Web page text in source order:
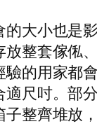
大小也是
整套傢俬
的用家都
尺吋。部
整齊堆放